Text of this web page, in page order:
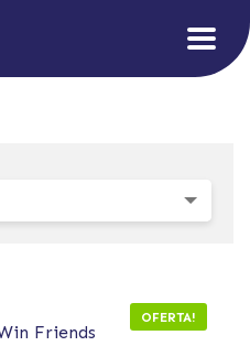
OFERTA!